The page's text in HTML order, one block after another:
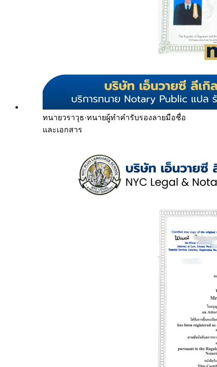
ทนายวราวุธ·ทนายผู้ทำคำรับรองลายมือชื่อ
และเอกสาร